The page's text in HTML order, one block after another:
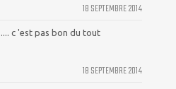
18 SEPTEMBRE 2014
c 'est pas bon du tout
18 SEPTEMBRE 2014